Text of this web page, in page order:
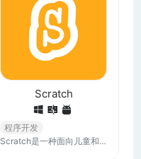
Scratch
程序开发
Scratch是一种面向儿童和青少年的可视化编程语言，由麻省理工学院媒体实验室开发。它通过拖放积木式代码块的方式，帮助用户创建互动故事、游戏和动画，旨在培养编程思维和计算思维。